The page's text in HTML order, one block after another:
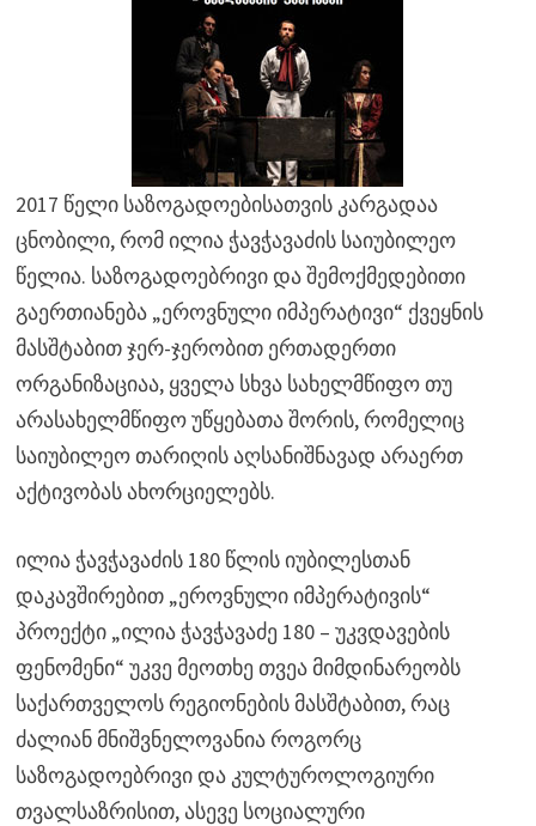
2017 წელი საზოგადოებისათვის კარგადაა
ცნობილი, რომ ილია ჭავჭავაძის საიუბილეო
წელია. საზოგადოებრივი და შემოქმედებითი
გაერთიანება „ეროვნული იმპერატივი“ ქვეყნის
მასშტაბით ჯერ-ჯერობით ერთადერთი
ორგანიზაციაა, ყველა სხვა სახელმწიფო თუ
არასახელმწიფო უწყებათა შორის, რომელიც
საიუბილეო თარიღის აღსანიშნავად არაერთ
აქტივობას ახორციელებს.
ილია ჭავჭავაძის 180 წლის იუბილესთან
დაკავშირებით „ეროვნული იმპერატივის“
პროექტი „ილია ჭავჭავაძე 180 – უკვდავების
ფენომენი“ უკვე მეოთხე თვეა მიმდინარეობს
საქართველოს რეგიონების მასშტაბით, რაც
ძალიან მნიშვნელოვანია როგორც
საზოგადოებრივი და კულტუროლოგიური
თვალსაზრისით, ასევე სოციალური